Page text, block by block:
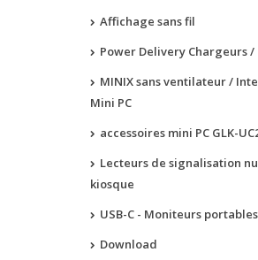
Affichage sans fil
Power Delivery Chargeurs
MINIX sans ventilateur /
Mini PC
accessoires mini PC GLK-
Lecteurs de signalisation
kiosque
USB-C - Moniteurs portables
Download